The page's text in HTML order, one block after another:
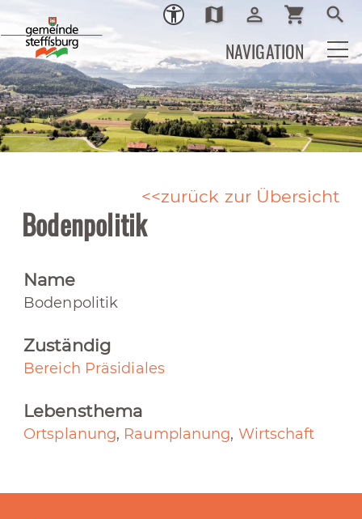
Ortsplan
map Login
person_outline shopping_cart search
NAVIGATION
zurück zur Übersicht
Bodenpolitik
Name
Bodenpolitik
Zuständig
Bereich Präsidiales
Lebensthema
Ortsplanung, Raumplanung, Wirtschaft